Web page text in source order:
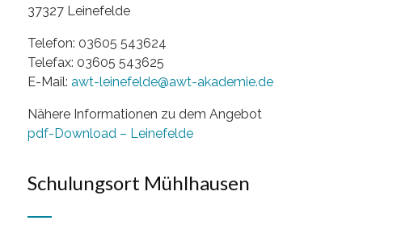
37327 Leinefelde
Telefon: 03605 543624
Telefax: 03605 543625
E-Mail: awt-leinefelde@awt-akademie.de
Nähere Informationen zu dem Angebot
pdf-Download – Leinefelde
Schulungsort Mühlhausen